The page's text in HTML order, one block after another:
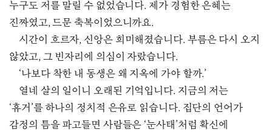
누구도 저를 말릴 수 없었습니다. 제가 경험한 은혜는
진짜였고, 드문 축복이었으니까요.
시간이 흐르자, 신앙은 희미해졌습니다. 부름은 다시 오지
않았고, 그 빈자리에 의심이 자랐습니다.
‘나보다 착한 내 동생은 왜 지옥에 가야 할까.’
열네 살의 일이니 오래된 기억입니다. 지금의 저는
‘휴거’를 하나의 정치적 은유로 읽습니다. 집단의 언어가
감정의 틈을 파고들면 사람들은 ‘눈사태’처럼 확신에